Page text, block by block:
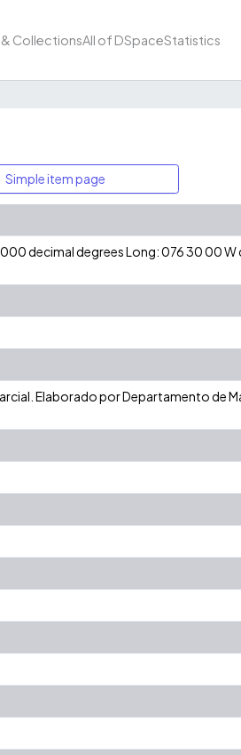
CollectionsAll of DSpaceStatistics
Simple item page
decimal degrees Long: 076 30 00
Elaborado por Departamento de